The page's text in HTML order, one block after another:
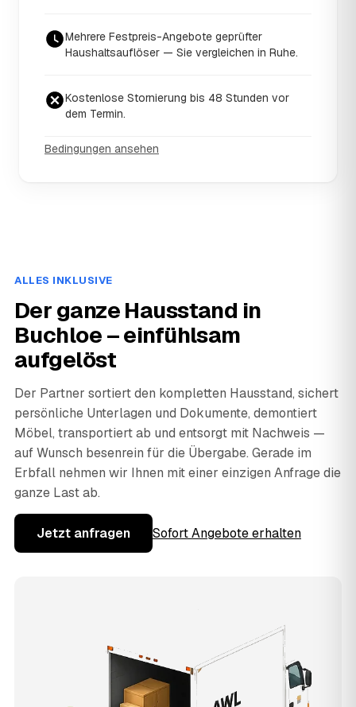
Mehrere Festpreis-Angebote geprüfter
Haushaltsauflöser — Sie vergleichen in Ruhe.
Kostenlose Stornierung bis 48 Stunden vor
dem Termin.
Bedingungen ansehen
ALLES INKLUSIVE
Der ganze Hausstand in
Buchloe – einfühlsam
aufgelöst
Der Partner sortiert den kompletten Hausstand, sichert
persönliche Unterlagen und Dokumente, demontiert
Möbel, transportiert ab und entsorgt mit Nachweis —
auf Wunsch besenrein für die Übergabe. Gerade im
Erbfall nehmen wir Ihnen mit einer einzigen Anfrage die
ganze Last ab.
Jetzt anfragen Sofort Angebote erhalten